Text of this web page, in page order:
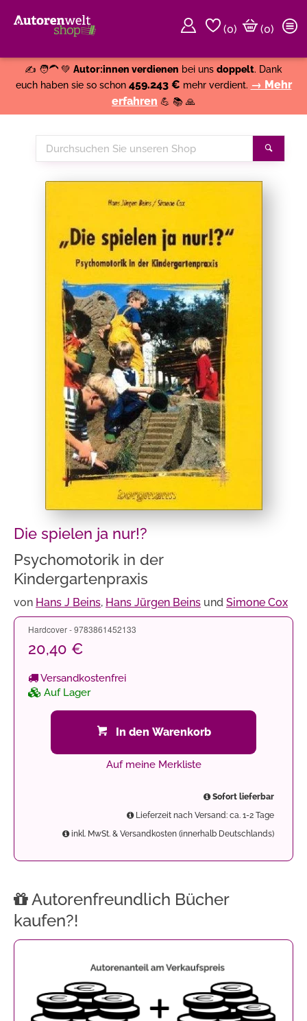
(0)
(0)
✍️ 🧑‍🦱 💚 Autor:innen verdienen bei uns doppelt. Dank
euch haben sie so schon 459.243 € mehr verdient. → Mehr
erfahren 💪 📚 🙏
Durchsuchen
Sie
Die spielen ja nur!?
Psychomotorik in der
Kindergartenpraxis
von Hans J Beins, Hans Jürgen Beins und Simone Cox
Hardcover - 9783861452133
20,40 €
Versandkostenfrei
Auf Lager
In den Warenkorb
Auf meine Merkliste
Sofort lieferbar
Lieferzeit nach Versand: ca. 1-2 Tage
inkl. MwSt. & Versandkosten (innerhalb Deutschlands)
Autorenfreundlich Bücher
kaufen?!